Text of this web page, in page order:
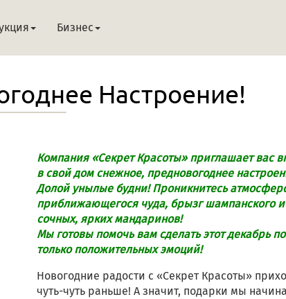
Бизнес
Настроение!
Компания «Секрет Красоты» приглашает вас
в свой дом снежное, предновогоднее
Долой унылые будни! Проникнитесь
приближающегося чуда, брызг шампанского и
сочных, ярких мандаринов!
Мы готовы помочь вам сделать этот декабрь
только положительных эмоций!
Новогодние радости с «Секрет Красоты»
чуть-чуть раньше! А значит, подарки мы